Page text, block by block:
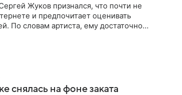
Жуков признался, что почти не
и предпочитает оценивать
По словам артиста, ему достаточно
снялась на фоне заката